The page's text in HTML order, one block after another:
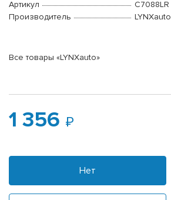
Артикул
C7088LR
Производитель
LYNXauto
Все товары «LYNXauto»
1 356
Нет